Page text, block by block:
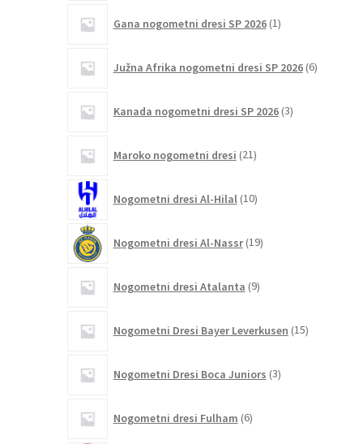
Gana nogometni dresi SP 2026 1izdelek
Južna Afrika nogometni dresi SP 2026 6izdelkov
Kanada nogometni dresi SP 2026 3izdelki
Maroko nogometni dresi 21izdelkov
Nogometni dresi Al-Hilal 10izdelkov
Nogometni dresi Al-Nassr 19izdelkov
Nogometni dresi Atalanta 9izdelkov
Nogometni Dresi Bayer Leverkusen 15izdelkov
Nogometni Dresi Boca Juniors 3izdelki
Nogometni dresi Fulham 6izdelkov